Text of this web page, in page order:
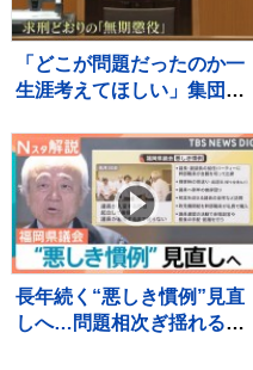
「どこが問題だったのか一
生涯考えてほしい」集団暴
時18）に無期懲役の判決 裁
判員裁判 北海道・江別市
長年続く“悪しき慣例”見直
しへ…問題相次ぎ揺れる福